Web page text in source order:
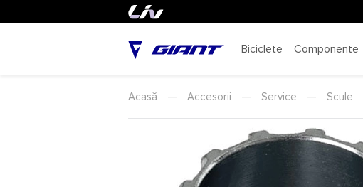
Biciclete Componente
Acasă — Accesorii — Service — Scule